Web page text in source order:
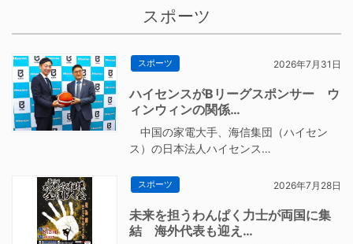
スポーツ
スポーツ 2026年7月31日
ハイセンスがBリーグスポンサー ウ
ィンウィンの関係…
中国の家電大手、海信集団（ハイセン
ス）の日本法人ハイセンス…
スポーツ 2026年7月28日
未来を担うわんぱく力士が両国に集
結 海外代表も迎え…